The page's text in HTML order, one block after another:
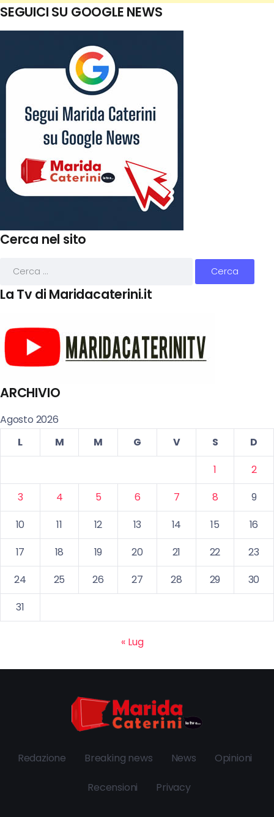
SEGUICI SU GOOGLE NEWS
Cerca nel sito
La Tv di Maridacaterini.it
ARCHIVIO
Agosto 2026
L
M M G V S
D
1
2
3
4 5 6 7 8
9
10
11 12 13 14 15
16
17
18 19 20 21 22
23
24
25 26 27 28 29
30
31
« Lug
Redazione Breaking news News Opinioni
Recensioni Privacy